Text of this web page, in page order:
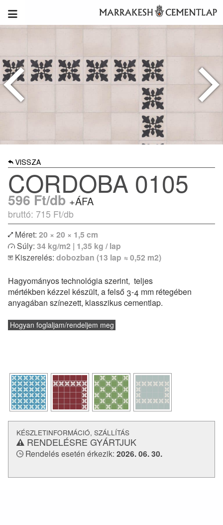
VISSZA
CORDOBA 0105
596Ft/db +ÁFA
bruttó: 715 Ft/db
Méret: 20 × 20 × 1,5 cm
Súly: 34 kg/m2 | 1,35 kg / lap
Kiszerelés: dobozban (13 lap ≈ 0,52 m2)
Hagyományos technológia szerint, teljes
mértékben kézzel készült, a felső 3-4 mm rétegében
anyagában színezett, klasszikus cementlap.
Hogyan foglaljam/rendeljem meg
Egyszínű vagy bordűr lapokkal kombinálva izgalmas
egyedi kombinációk is megvalósíthatóak. Modern lakások
vagy klasszikus polgári otthonok hidegburkolataként
kombinálható, de konyhapultokhoz vagy fürdőszobák
falburkolatként is alkalmazható.
Vásárlás előtt feltétlenül tájékozódj a
lerakásról
KÉSZLETINFORMÁCIÓ, SZÁLLÍTÁS
RENDELÉSRE GYÁRTJUK
Rendelés esetén érkezik: 2026. 06. 30.